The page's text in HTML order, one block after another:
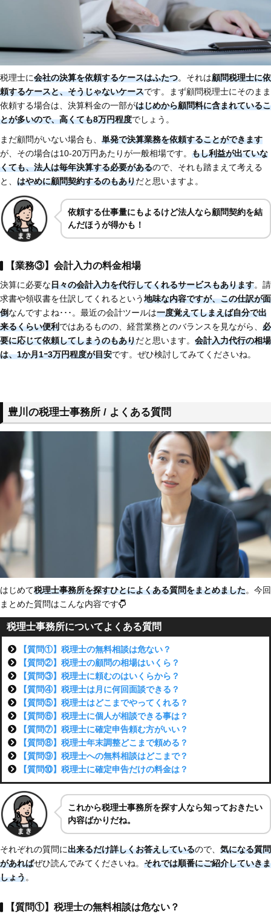
税理士に会社の決算を依頼するケースはふたつ。それは顧問税理士に依
頼するケースと、そうじゃないケースです。まず顧問税理士にそのまま
依頼する場合は、決算料金の一部がはじめから顧問料に含まれているこ
とが多いので、高くても8万円程度でしょう。
まだ顧問がいない場合も、 単発で決算業務を依頼することができます
が、その場合は10-20万円あたりが一般相場です。 もし利益が出ていな
くても、法人は毎年決算する必要があるので、それも踏まえて考える
と、 はやめに顧問契約するのもありだと思いますよ。
依頼する仕事量にもよるけど法人なら顧問契約を結
んだほうが得かも！
【業務③】会計入力の料金相場
決算に必要な日々の会計入力を代行してくれるサービスもあります。請
求書や領収書を仕訳してくれるという地味な内容ですが、この仕訳が面
倒なんですよね･･･。最近の会計ツールは一度覚えてしまえば自分で出
来るくらい便利ではあるものの、経営業務とのバランスを見ながら、 必
要に応じて依頼してしまうのもありだと思います。 会計入力代行の相場
は、1か月1ｰ3万円程度が目安です。ぜひ検討してみてくださいね。
豊川の税理士事務所 / よくある質問
はじめて税理士事務所を探すひとによくある質問をまとめました。今回
まとめた質問はこんな内容です
税理士事務所についてよくある質問
【質問①】税理士の無料相談は危ない？
【質問②】税理士の顧問の相場はいくら？
【質問③】税理士に頼むのはいくらから？
【質問④】税理士は月に何回面談できる？
【質問⑤】税理士はどこまでやってくれる？
【質問⑥】税理士に個人が相談できる事は？
【質問⑦】税理士に確定申告頼む方がいい？
【質問⑧】税理士年末調整どこまで頼める？
【質問⑨】税理士への無料相談はどこまで？
【質問⑩】税理士に確定申告だけの料金は？
これから税理士事務所を探す人なら知っておきたい
内容ばかりだね。
それぞれの質問に出来るだけ詳しくお答えしているので、 気になる質問
があればぜひ読んでみてくださいね。 それでは順番にご紹介していきま
しょう。
【質問①】税理士の無料相談は危ない？